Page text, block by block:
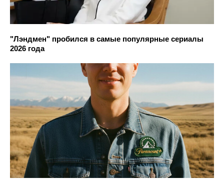
"Лэндмен" пробился в самые популярные сериалы
2026 года